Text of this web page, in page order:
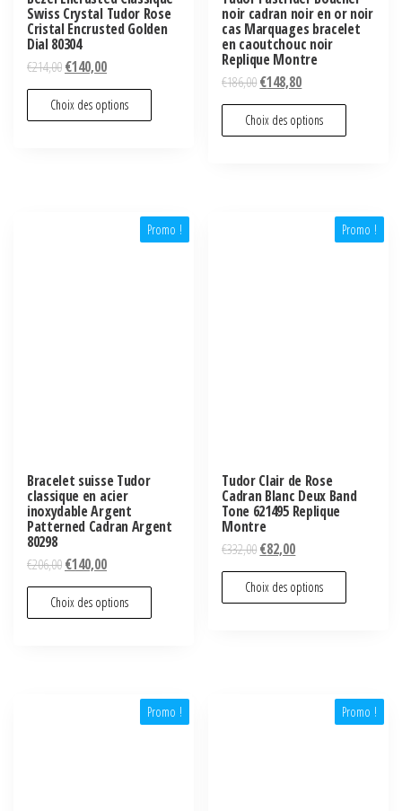
Swiss Crystal Tudor Rose
Cristal Encrusted Golden
Dial 80304
€214,00€140,00
Choix des options
noir cadran noir en or noir
cas Marquages ​​bracelet
en caoutchouc noir
Replique Montre
€186,00€148,80
Choix des options
Promo !
Bracelet suisse Tudor
classique en acier
inoxydable Argent
Patterned Cadran Argent
80298
€206,00€140,00
Choix des options
Promo !
Tudor Clair de Rose
Cadran Blanc Deux Band
Tone 621495 Replique
Montre
€332,00€82,00
Choix des options
Promo ! Promo !